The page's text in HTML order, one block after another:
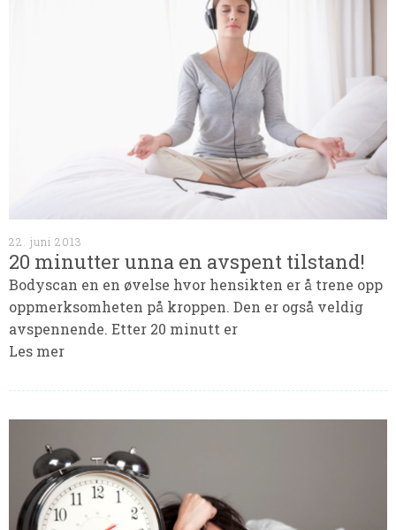
22. juni 2013
20 minutter unna en avspent tilstand!
Bodyscan en en øvelse hvor hensikten er å trene opp
oppmerksomheten på kroppen. Den er også veldig
avspennende. Etter 20 minutt er
Les mer